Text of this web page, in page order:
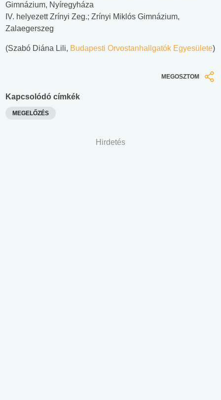
Gimnázium, Nyíregyháza
IV. helyezett Zrínyi Zeg.; Zrínyi Miklós Gimnázium,
Zalaegerszeg
(Szabó Diána Lili, Budapesti Orvostanhallgatók Egyesülete)
MEGOSZTOM
Kapcsolódó címkék
MEGELŐZÉS
Hirdetés